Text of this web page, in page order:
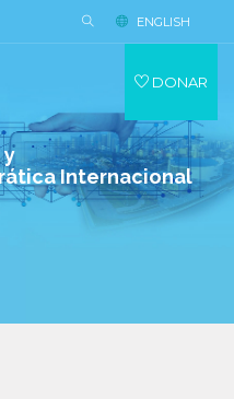
y
Internacional
ENGLISH
DONAR